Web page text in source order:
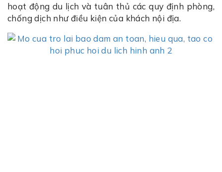
hoạt động du lịch và tuân thủ các quy định phòng,
chống dịch như điều kiện của khách nội địa.